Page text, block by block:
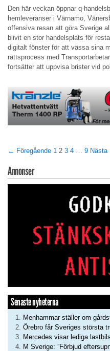
Den här veckan öppnar q-
hemleveranser i Värnamo,
offensiva resan att göra Sverige
blivit en stor handelsplats för
digitalt fönster för att vässa sina
rättsprocess med
fortsätter att uppvisa brister vid
← Föregående 1 2 3 4 … 9
Annonser
Senaste nyheterna
Menhammar ställer om
Örebro får Sveriges största
Mercedes visar lediga
M Sverige: ”Förbjud